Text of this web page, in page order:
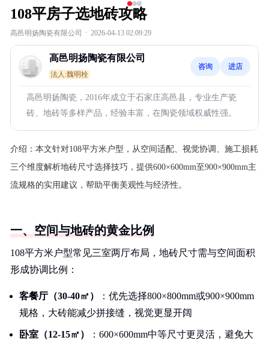
108平房子选地砖攻略
高邑明扬陶瓷有限公司 · 2026-04-13 02:09:29
高邑明扬陶瓷有限公司
法人:魏明栓
咨询 进店
高邑明扬陶瓷，2016年成立于石家庄高邑县，专业生产瓷
砖、地砖等多样产品，经验丰富，在陶瓷领域权威性强。
介绍： 本文针对108平方米户型，从空间适配、视觉协调、施工损耗
三个维度解析地砖尺寸选择技巧，提供600×600mm至900×900mm主
流规格的实用建议，帮助平衡美观性与经济性。
一、空间与地砖的黄金比例
108平方米户型常见三室两厅布局，地砖尺寸需与空间面积
形成协调比例：
客餐厅（30-40㎡）
：优先选择800×800mm或900×900mm
规格，大砖能减少拼接缝，视觉更显开阔
卧室（12-15㎡）
：600×600mm中等尺寸更灵活，避免大